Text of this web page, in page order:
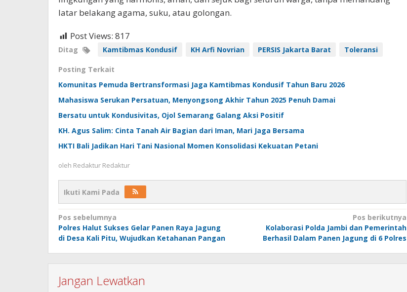
latar belakang agama, suku, atau golongan.
Post Views: 817
Ditag Kamtibmas Kondusif KH Arfi Novrian PERSIS Jakarta Barat Toleransi
Posting Terkait
Komunitas Pemuda Bertransformasi Jaga Kamtibmas Kondusif Tahun Baru 2026
Mahasiswa Serukan Persatuan, Menyongsong Akhir Tahun 2025 Penuh Damai
Bersatu untuk Kondusivitas, Ojol Semarang Galang Aksi Positif
KH. Agus Salim: Cinta Tanah Air Bagian dari Iman, Mari Jaga Bersama
HKTI Bali Jadikan Hari Tani Nasional Momen Konsolidasi Kekuatan Petani
oleh Redaktur Redaktur
Ikuti Kami Pada
Navigasi
pos
Pos sebelumnya
Polres Halut Sukses Gelar Panen Raya Jagung
di Desa Kali Pitu, Wujudkan Ketahanan Pangan
Pos berikutnya
Kolaborasi Polda Jambi dan Pemerintah
Berhasil Dalam Panen Jagung di 6 Polres
Jangan Lewatkan